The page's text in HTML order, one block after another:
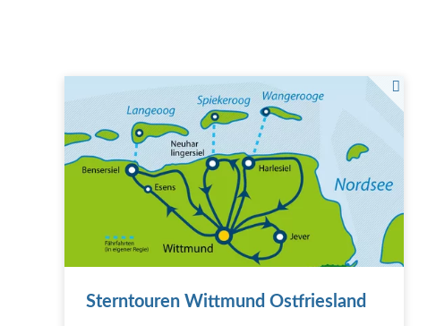
Sterntouren Wittmund Ostfriesland